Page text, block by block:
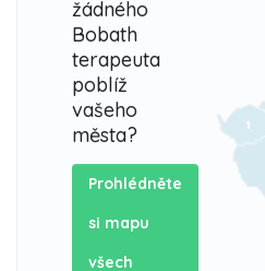
žádného
Bobath
terapeuta
poblíž
vašeho
města?
Prohlédněte
si mapu
všech